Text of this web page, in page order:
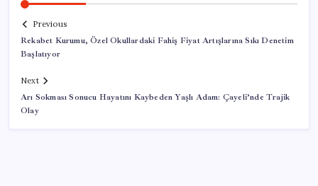
Previous
Rekabet Kurumu, Özel Okullardaki Fahiş Fiyat Artışlarına Sıkı Denetim
Başlatıyor
Next
Arı Sokması Sonucu Hayatını Kaybeden Yaşlı Adam: Çayeli’nde Trajik
Olay